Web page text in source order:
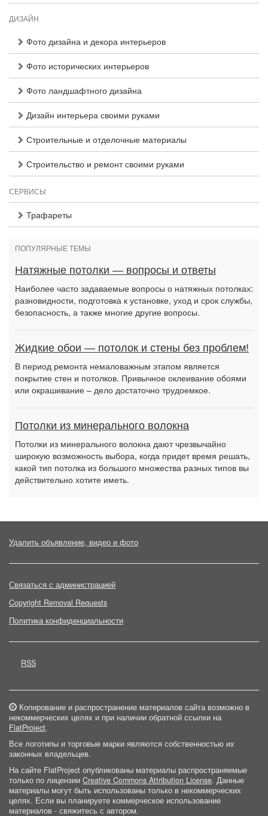
ДИЗАЙН
Фото дизайна и декора интерьеров
Фото исторических интерьеров
Фото ландшафтного дизайна
Дизайн интерьера своими руками
Строительные и отделочные материалы
Строительство и ремонт своими руками
СЕРВИСЫ
Трафареты
ПОПУЛЯРНЫЕ ТЕМЫ
Натяжные потолки — вопросы и ответы
Наиболее часто задаваемые вопросы о натяжных потолках:
разновидности, подготовка к установке, уход и срок службы,
безопасность, а также многие другие вопросы.
Жидкие обои — потолок и стены без проблем!
В период ремонта немаловажным этапом является
покрытие стен и потолков. Привычное оклеивание обоями
или окрашивание – дело достаточно трудоемкое.
Потолки из минерального волокна
Потолки из минерального волокна дают чрезвычайно
широкую возможность выбора, когда придет время решать,
какой тип потолка из большого множества разных типов вы
действительно хотите иметь.
Удалить объявление, видео и фото
Связаться с администрацией
Copyright Removal Requests
Политика конфиденциальности
RSS
Копирование и распространение материалов сайта возможно в
некоммерческих целях и при наличии обратной ссылки на
FlatProject.
Все логотипы и торговые марки являются собственностью их
законных владельцев.
На сайте FlatProject опубликованы материалы распространяемые
только по лицензии Creative Commons Attribution License. Данные
материалы могут быть использованы только в некоммерческих
целях. Если вы планируете коммерческое использование
материалов - свяжитесь с автором.